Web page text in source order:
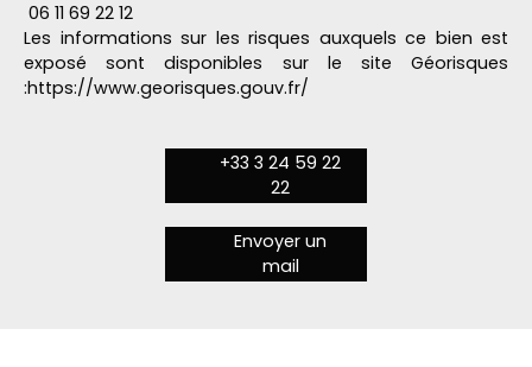
06 11 69 22 12
Les informations sur les risques auxquels ce bien est
exposé sont disponibles sur le site Géorisques
:https://www.georisques.gouv.fr/
+33 3 24 59 22
22
Envoyer un
mail